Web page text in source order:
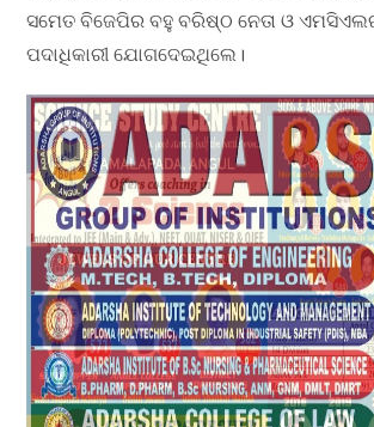
ସମେତ ବିଜେପିର ବହୁ ବରିଷ୍ଠ ନେତା ଓ
ପଦାଧିକାରୀ ଯୋଗଦେଇଥିଲେ।